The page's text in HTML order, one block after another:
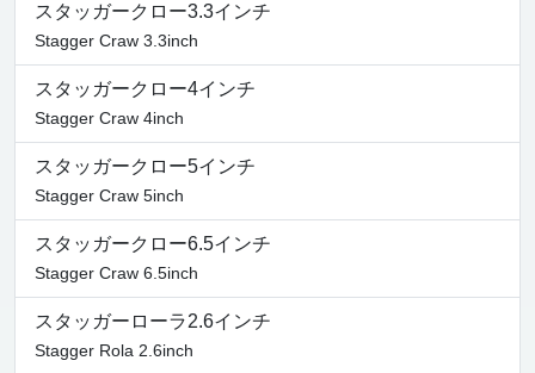
スタッガークロー3.3インチ
Stagger Craw 3.3inch
スタッガークロー4インチ
Stagger Craw 4inch
スタッガークロー5インチ
Stagger Craw 5inch
スタッガークロー6.5インチ
Stagger Craw 6.5inch
スタッガーローラ2.6インチ
Stagger Rola 2.6inch